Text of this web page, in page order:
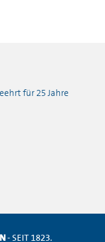
für 25 Jahre
- SEIT 1823.